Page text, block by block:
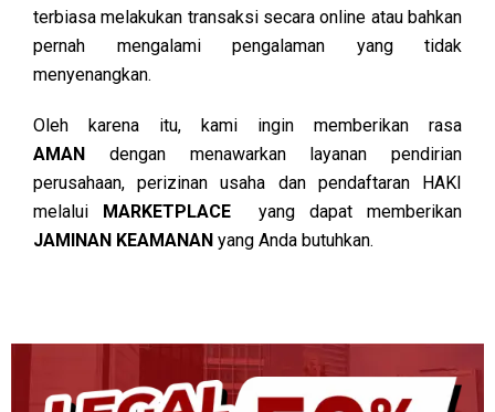
terbiasa melakukan transaksi secara online atau bahkan
pernah mengalami pengalaman yang tidak
menyenangkan.
Oleh karena itu, kami ingin memberikan rasa
AMAN dengan menawarkan layanan pendirian
perusahaan, perizinan usaha dan pendaftaran HAKI
melalui MARKETPLACEyang dapat memberikan
JAMINAN KEAMANAN yang Anda butuhkan.